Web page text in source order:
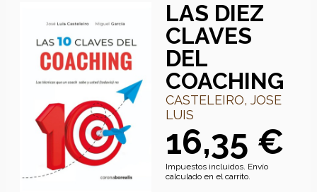
LAS DIEZ
CLAVES
DEL
COACHING
CASTELEIRO, JOSE
LUIS
16,35 €
Impuestos incluidos. Envío
calculado en el carrito.